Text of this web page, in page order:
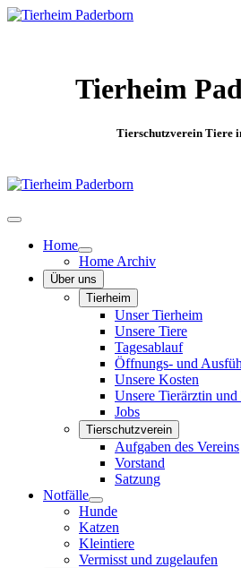
Tierheim
Tierschutzverein Tiere
Home
Home Archiv
Über uns
Tierheim
Unser Tierheim
Unsere Tiere
Tagesablauf
Öffnungs- und
Unsere Kosten
Unsere Tierärztin
Jobs
Tierschutzverein
Aufgaben des Vereins
Vorstand
Satzung
Notfälle
Hunde
Katzen
Kleintiere
Vermisst und zugelaufen